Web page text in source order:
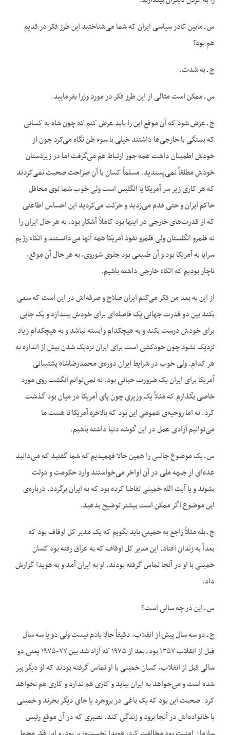
س ـ مابین کادر سیاسی ایران که شما می‌شناختید این طرز فکر در قدیم
هم بود؟
ج ـ به شدت.
س ـ ممکن است مثالی از این طرز فکر در مورد وزرا بفرمایید.
ج ـ عرض شود که آن موقع این را باید عرض کنم که چون شاه به کسانی
که بستگی با خارجی‌ها داشتند خیلی با سوء ظن نگاه می‌کرد چون از
خودش اطمینان داشت همه جور ارتباط هم می‌گرفت اما در زیردستان
خودش مطلقاً نمی‌پسندید. مسلماً کسان با آن صراحت صحبت نمی‌کردند
که هر کاری زیر سر آمریکا یا انگلیس است ولی خوب شما توی محافل
حاکم ایران و حتی قدم می‌زدید و حرکت می‌کردید این احساس اطاعتی
که از قدر‌ت‌های خارجی در اینها بود کاملاً آشکار بود. به هر حال ایران را
نه قلمرو انگلستان ولی قلمرو نفوذ آمریکا همه آنها می‌دانستند و اتکاء رژیم
سراپا به آمریکا بود و آن طبیعی بود جلوی شوروی، به هر حال آن موقع،
ناچار بودیم که اتکاء خارجی داشته باشیم.
از این به بعد من فکر می‌کنم ایران صلاح و صرفه‌اش در این است که سعی
بکند بین دو قدرت جهانی یک فاصله‌ای برای خودش بیندازد و یک جایی
برای خودش درست بکند و به هیچکدام وابسته نباشد و به هیچکدام زیاد
نزدیک نشود چون خودکشی است برای ایران نزدیک شدن بیش از اندازه به
هر کدام. ولی خوب در شرایط ایران دوره‌ی محمدرضاشاه پشتیبانی
آمریکا برای ایران یک ضرورت حیاتی بود. نه نمی‌توانم انگشت روی مورد
خاصی بگذارم که مثلاً یک وزیری چون پای آمریکا در میان بود گذشت
کرد. نه اما روحیه‌ی عمومی این بود که بالاخره آمریکا تا هست ما
می‌توانیم آزادی عمل در این گوشه دنیا داشته باشیم.
س ـ یک موضوع جالبی را همین حالا فهمیدیم که شما گفتید که می‌دانید
عده‌ای از جبهه ملی در آن اواخر می‌خواستند وارد حکومت و دولت
بشوند و یا آیت الله خمینی تقاضا کرده بود که به ایران برگردد. درباره‌ی
این موضوع اگر ممکن است بیشتر توضیح بدهید.
ج ـ بله مثلاً راجع به خمینی باید بگویم که یک مدیر کل اوقاف بود که
بعداً به زندان افتاد. این مدیر کل اوقاف که به عراق رفته بود کسان
خمینی با او در آنجا تماس گرفته بودند. او به ایران آمد و به هویدا گزارش
داد.
س ـ این در چه سالی است؟
ج ـ دو سه سال پیش از انقلاب، دقیقاً حالا یادم نیست ولی دو یا سه سال
قبل از انقلاب ۱۳۵۷ بود ـ بعد از ۱۹۷۵ که آزاد شد بین ۷۷-۱۹۷۵ یعنی دو
سالی قبل از انقلاب، کسان خمینی با او تماس گرفته بودند که او دیگر پیر
شده است و می‌خواهد به ایران بیاید و کاری هم ندارد و کاری هم نخواهد
کرد. صحبت این بود که یک باغی در بروجرد یا جای دیگر بخرند و خمینی
با خانواده‌اش در آنجا برود و زندگی کند. نصیری که در آن موقع رئیس